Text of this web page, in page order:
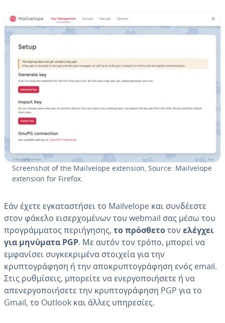
Screenshot of the Mailvelope extension, Source: Mailvelope
extension for Firefox.
Εάν έχετε εγκαταστήσει το Mailvelope και συνδέεστε
στον φάκελο εισερχομένων του webmail σας μέσω του
προγράμματος περιήγησης, το πρόσθετοτον ελέγχει
για μηνύματα PGP. Με αυτόν τον τρόπο, μπορεί να
εμφανίσει συγκεκριμένα στοιχεία για την
κρυπτογράφηση ή την αποκρυπτογράφηση ενός email.
Στις ρυθμίσεις, μπορείτε να ενεργοποιήσετε ή να
απενεργοποιήσετε την κρυπτογράφηση PGP για το
Gmail, το Outlook και άλλες υπηρεσίες.